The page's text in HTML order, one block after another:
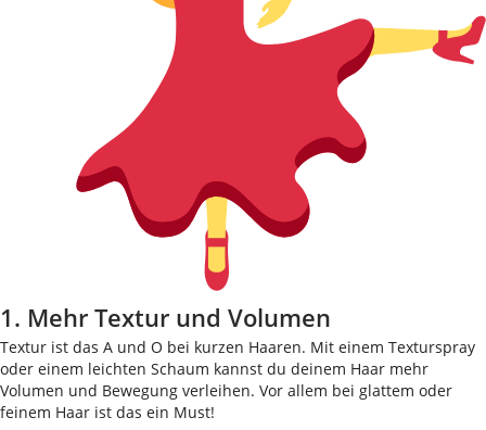
1. Mehr Textur und Volumen
Textur ist das A und O bei kurzen Haaren. Mit einem Texturspray
oder einem leichten Schaum kannst du deinem Haar mehr
Volumen und Bewegung verleihen. Vor allem bei glattem oder
feinem Haar ist das ein Must!